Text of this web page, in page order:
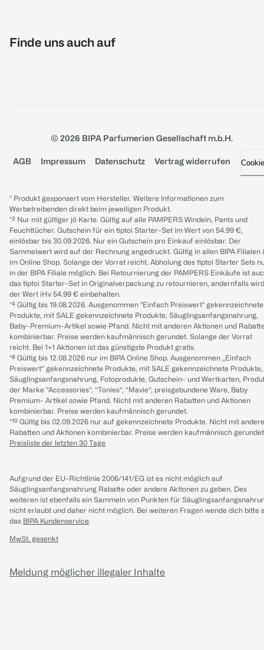
Finde uns auch auf
© 2026 BIPA Parfumerien Gesellschaft m.b.H.
AGB Impressum Datenschutz Vertrag widerrufen
* Produkt gesponsert vom Hersteller. Weitere Informationen zum
Werbetreibenden direkt beim jeweiligen Produkt.
*³ Nur mit gültiger jö Karte. Gültig auf alle PAMPERS Windeln, Pants und
Feuchttücher. Gutschein für ein tiptoi Starter-Set im Wert von 54.99 €,
einlösbar bis 30.09.2026. Nur ein Gutschein pro Einkauf einlösbar. Der
Sammelwert wird auf der Rechnung angedruckt. Gültig in allen BIPA Filialen
im Online Shop. Solange der Vorrat reicht. Abholung des tiptoi Starter Sets
in der BIPA Filiale möglich. Bei Retournierung der PAMPERS Einkäufe ist
das tiptoi Starter-Set in Originalverpackung zu retournieren, andernfalls wird
der Wert iHv 54.99 € einbehalten.
*⁴ Gültig bis 19.08.2026. Ausgenommen "Einfach Preiswert" gekennzeichnete
Produkte, mit SALE gekennzeichnete Produkte, Säuglingsanfangsnahrung,
Baby-Premium-Artikel sowie Pfand. Nicht mit anderen Aktionen und
kombinierbar. Preise werden kaufmännisch gerundet. Solange der Vorrat
reicht. Bei 1+1 Aktionen ist das günstigste Produkt gratis.
*⁸ Gültig bis 12.08.2026 nur im BIPA Online Shop. Ausgenommen „Einfach
Preiswert“ gekennzeichnete Produkte, mit SALE gekennzeichnete Produkte,
Säuglingsanfangsnahrung, Fotoprodukte, Gutschein- und Wertkarten,
der Marke “Accessories“, “Tonies“, “Mavie“, preisgebundene Ware, Baby
Premium- Artikel sowie Pfand. Nicht mit anderen Rabatten und Aktionen
kombinierbar. Preise werden kaufmännisch gerundet.
*¹⁰ Gültig bis 02.09.2026 nur auf gekennzeichnete Produkte. Nicht mit
Rabatten und Aktionen kombinierbar. Preise werden kaufmännisch
Preisliste der letzten 30 Tage
Aufgrund der EU-Richtlinie 2006/141/EG ist es nicht möglich auf
Säuglingsanfangsnahrung Rabatte oder andere Aktionen zu geben. Des
weiteren ist ebenfalls ein Sammeln von Punkten für
nicht erlaubt und daher nicht möglich. Bei weiteren Fragen wende dich bitte
das BIPA Kundenservice.
MwSt. gesenkt
Meldung möglicher illegaler Inhalte